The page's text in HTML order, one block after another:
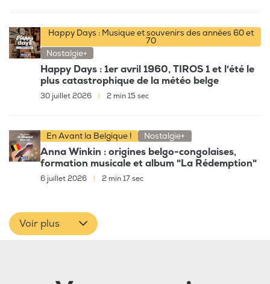
Happy Days : Musique et souvenirs des années 60 et
70
Nostalgie+
Happy Days : 1er avril 1960, TIROS 1 et l'été le
plus catastrophique de la météo belge
30 juillet 2026 | 2 min 15 sec
En Avant la Belgique ! Nostalgie+
Anna Winkin : origines belgo-congolaises,
formation musicale et album "La Rédemption"
6 juillet 2026 2 min 17 sec
Voir plus